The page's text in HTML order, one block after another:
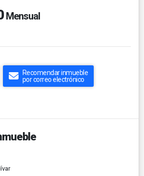
Mensual
Recomendar inmueble
por correo electrónico